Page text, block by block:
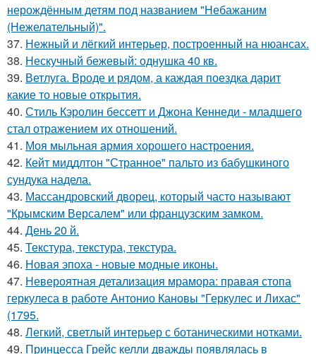
нерождённым детям под названием "Небажаним
(Нежелательный)".
37. Нежный и лёгкий интерьер, построенный на нюансах.
38. Нескучный бежевый: однушка 40 кв.
39. Ветлуга. Вроде и рядом, а каждая поездка дарит
какие то новые открытия.
40. Стиль Кэролин бессетт и Джона Кеннеди - младшего
стал отражением их отношений.
41. Моя мыльная армия хорошего настроения.
42. Кейт миддлтон "Странное" пальто из бабушкиного
сундука надела.
43. Массандровский дворец, который часто называют
"Крымским Версалем" или французским замком.
44. День 20 й.
45. Текстура, текстура, текстура.
46. Новая эпоха - новые модные иконы.
47. Невероятная детализация мрамора: правая стопа
геркулеса в работе Антонио Кановы "Геркулес и Лихас"
(1795.
48. Легкий, светлый интерьер с ботаническими нотками.
49. Принцесса Грейс келли дважды появлялась в